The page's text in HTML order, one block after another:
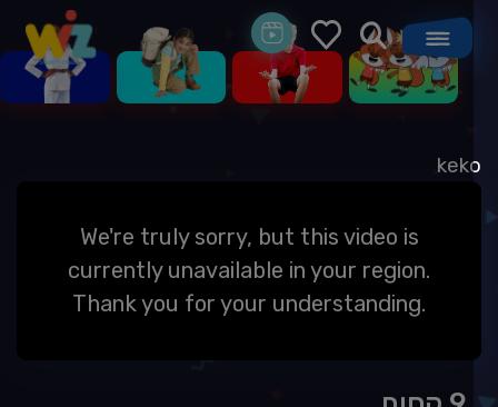
We're truly sorry, but this video is
currently unavailable in your region.
Thank you for your understanding.